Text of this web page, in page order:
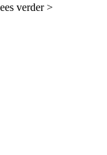
verder >